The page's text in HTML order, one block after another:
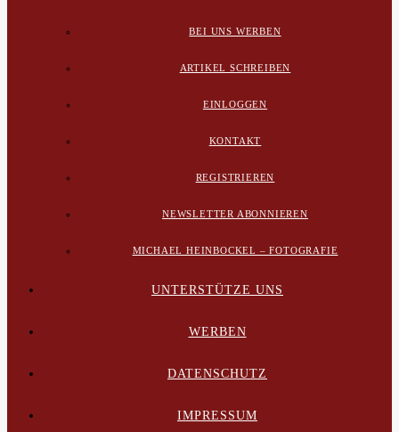
BEI UNS WERBEN
ARTIKEL SCHREIBEN
EINLOGGEN
KONTAKT
REGISTRIEREN
NEWSLETTER ABONNIEREN
MICHAEL HEINBOCKEL – FOTOGRAFIE
UNTERSTÜTZE UNS
WERBEN
DATENSCHUTZ
IMPRESSUM